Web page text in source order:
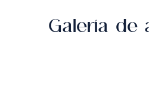
Galería de